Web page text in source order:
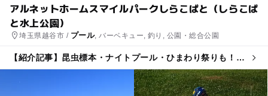
アルネットホームスマイルパークしらこばと（しらこば
と水上公園）
埼玉県越谷市 / プール, バーベキュー, 釣り, 公園・総合公園
【紹介記事】昆虫標本・ナイトプール・ひまわり祭りも！埼